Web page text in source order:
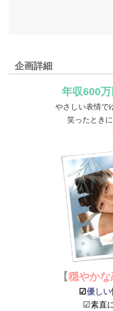
企画詳細
年収600
やさしい表情で
笑ったとき
【穏やかな
☑優しい
☑素直